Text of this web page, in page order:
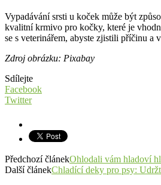
Vypadávání srsti u koček může být
kvalitní krmivo pro kočky, které je
se s veterinářem, abyste zjistili příčinu a
Zdroj obrázku: Pixabay
Sdílejte
Facebook
Twitter
Předchozí článekOhlodali vám hladoví
Další článekChladící deky pro psy: